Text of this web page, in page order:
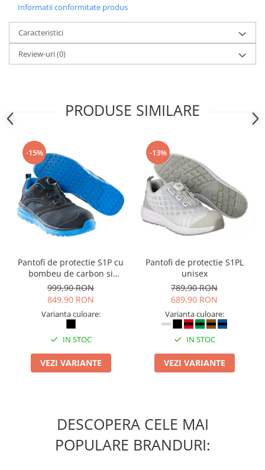
Saci de gunoi
Accesorii pentru curatenie
Caiete si blocnotesuri
personalizate
Protectia muncii si Imbracaminte
Imbracaminte
Tricouri
Bluze & Pulovere
Camasi
Pantaloni
Hanorace
Impermeabile
Reflectorizante
Incaltaminte
Incaltaminte de lucru si protectie
Accesorii pentru protectia capului
Casti de protectie
Informatii conformitate produs
Caracteristici
Review-uri(0)
PRODUSE SIMILARE
-15%
Pantofi de protectie S1P cu
bombeu de carbon si
inchidere BOAÂ® Fit
999,90 RON
849,90 RON
Varianta culoare:
IN STOC
VEZI VARIANTE
-13%
Pantofi de protectie S1PL
unisex
789,90 RON
689,90 RON
Varianta culoare:
IN STOC
VEZI VARIANTE
DESCOPERA CELE MAI
POPULARE BRANDURI: